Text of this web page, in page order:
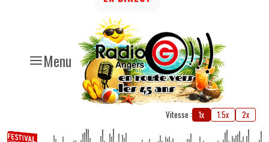
Menu
Vitesse : 1x 1.5x 2x